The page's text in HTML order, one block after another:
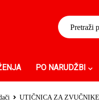
PO NARUDŽBI
UTIČNICA ZA ZVUČNIKE